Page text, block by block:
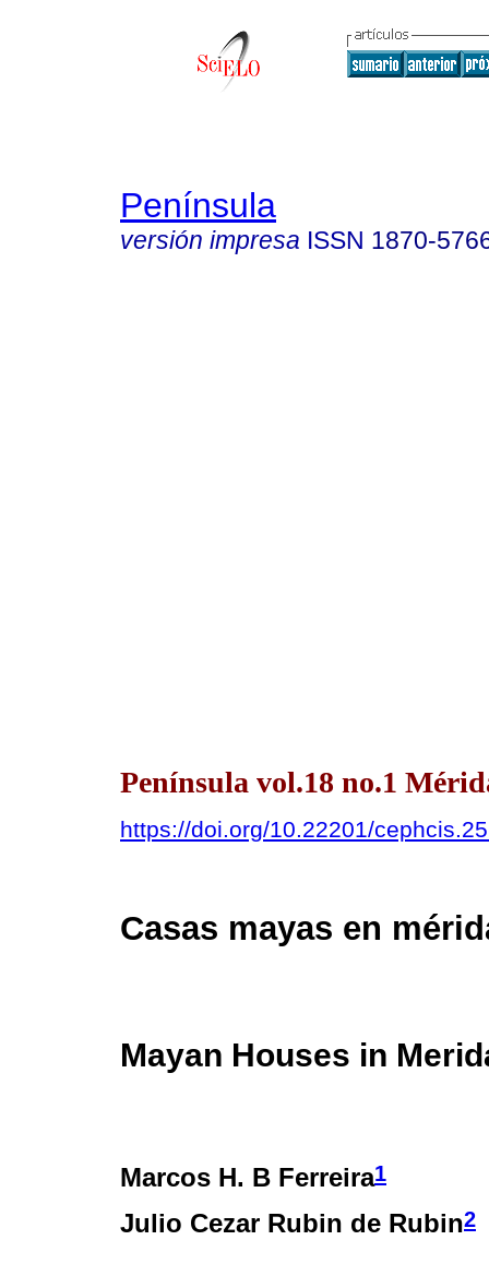
Península
versión impresa ISSN 1870-
Península vol.18 no.1
https://doi.org/10.22201/
Casas mayas en
Mayan Houses in
Marcos H. B Ferreira1
Julio Cezar Rubin de Rubin2